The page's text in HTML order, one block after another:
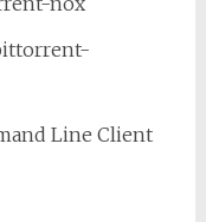
Line Client